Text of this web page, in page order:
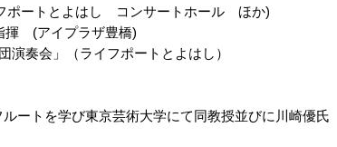
ポートとよはし コンサートホール ほか)
揮 (アイプラザ豊橋)
奏会」（ライフポートとよはし）
ートを学び東京芸術大学にて同教授並びに川崎優氏